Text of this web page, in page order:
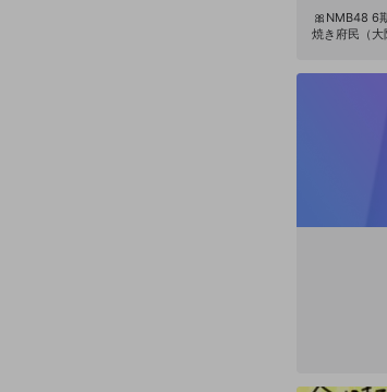
🎀NMB48 6期研究生🎀
焼き府民（大阪） はらはら〜どき